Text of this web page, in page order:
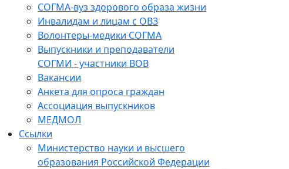
СОГМА-вуз здорового образа жизни
Инвалидам и лицам с ОВЗ
Волонтеры-медики СОГМА
Выпускники и преподаватели
СОГМИ - участники ВОВ
Вакансии
Анкета для опроса граждан
Ассоциация выпускников
МЕДМОЛ
Ссылки
Министерство науки и высшего
образования Российской Федерации